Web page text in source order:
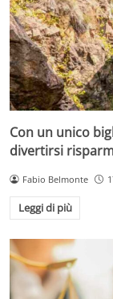
Con un unico
divertirsi
Fabio Belmonte
Leggi di più